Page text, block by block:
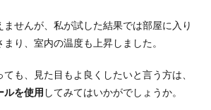
ませんが、私が試した結果では部屋に入り
り、室内の温度も上昇しました。
も、見た目もよ良くしたいと言う方は、
ルを使用 してみてはいかがでしょうか。